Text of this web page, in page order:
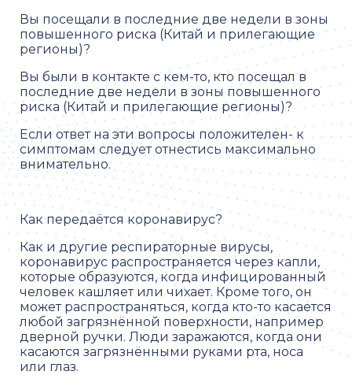
Вы посещали в последние две недели в зоны
повышенного риска (Китай и прилегающие
регионы)?
Вы были в контакте с кем-то, кто посещал в
последние две недели в зоны повышенного
риска (Китай и прилегающие регионы)?
Если ответ на эти вопросы положителен- к
симптомам следует отнестись максимально
внимательно.
Как передаётся коронавирус?
Как и другие респираторные вирусы,
коронавирус распространяется через капли,
которые образуются, когда инфицированный
человек кашляет или чихает. Кроме того, он
может распространяться, когда кто-то касается
любой загрязнённой поверхности, например
дверной ручки. Люди заражаются, когда они
касаются загрязнёнными руками рта, носа
или глаз.